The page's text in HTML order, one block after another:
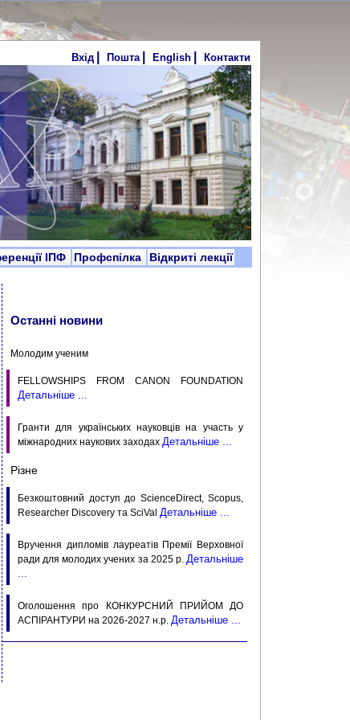
Контакти
English
Пошта
Вхід
ІПФ Профспілка Відкриті лекції
Останні новини
Молодим ученим
FELLOWSHIPS FROM CANON FOUNDATION
Детальніше ...
Гранти для українських науковців на участь у
міжнародних наукових заходах Детальніше ...
Різне
Безкоштовний доступ до ScienceDirect, Scopus,
Researcher Discovery та SciVal Детальніше ...
Вручення дипломів лауреатів Премії Верховної
ради для молодих учених за 2025 р. Детальніше
...
Оголошення про КОНКУРСНИЙ ПРИЙОМ ДО
АСПIРАНТУРИ на 2026-2027 н.р. Детальніше ...